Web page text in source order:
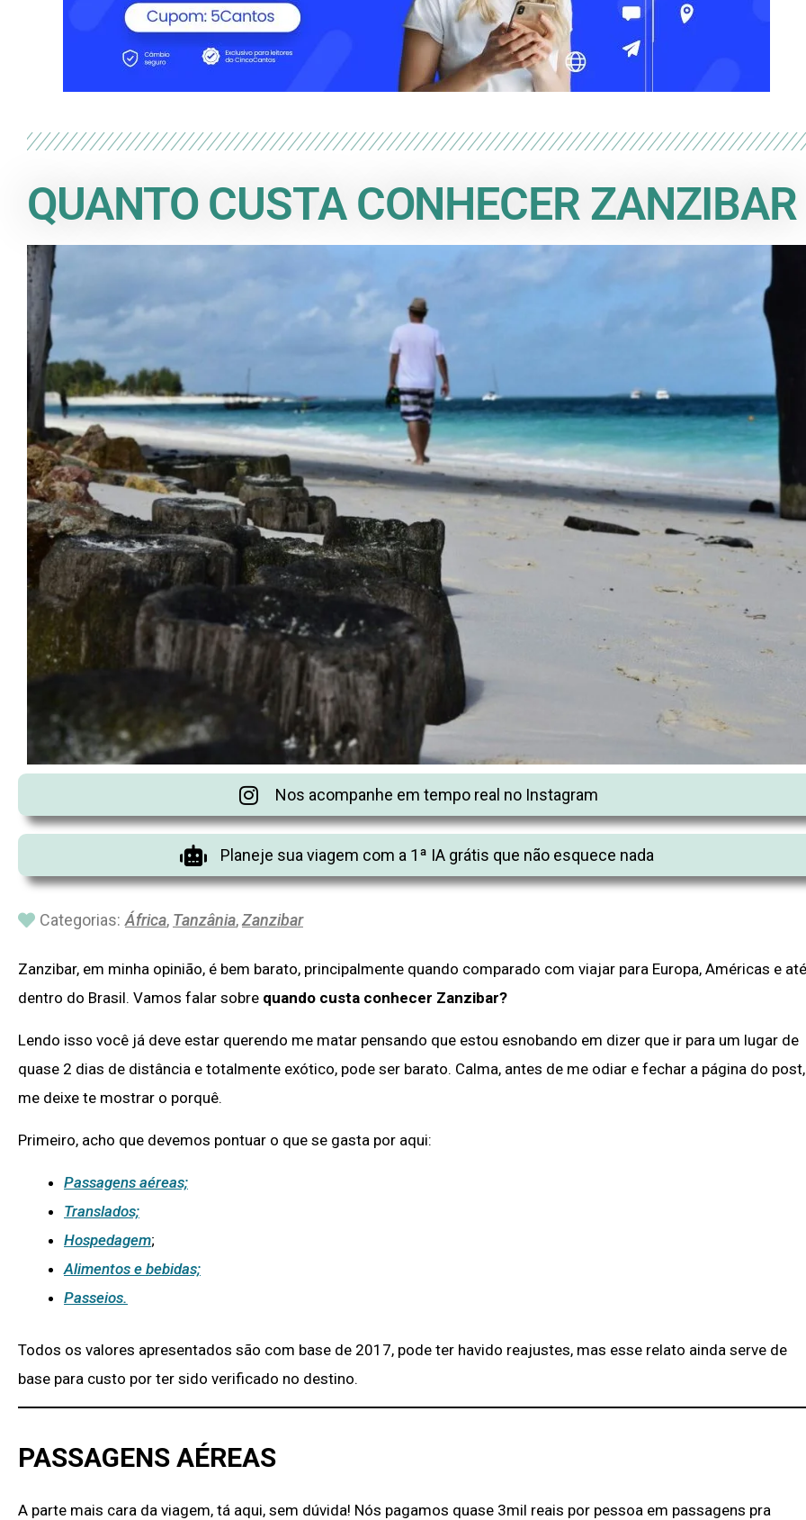
QUANTO CUSTA CONHECER ZANZIBAR
Nos acompanhe em tempo real no Instagram
Planeje sua viagem com a 1ª IA grátis que não esquece nada
Categorias: África, Tanzânia,Zanzibar
Zanzibar, em minha opinião, é bem barato, principalmente quando comparado com viajar para Europa, Américas e até
dentro do Brasil. Vamos falar sobre quando custa conhecer Zanzibar?
Lendo isso você já deve estar querendo me matar pensando que estou esnobando em dizer que ir para um lugar de
quase 2 dias de distância e totalmente exótico, pode ser barato. Calma, antes de me odiar e fechar a página do post,
me deixe te mostrar o porquê.
Primeiro, acho que devemos pontuar o que se gasta por aqui:
Passagens aéreas;
Translados;
Hospedagem;
Alimentos e bebidas;
Passeios.
Todos os valores apresentados são com base de 2017, pode ter havido reajustes, mas esse relato ainda serve de
base para custo por ter sido verificado no destino.
PASSAGENS AÉREAS
A parte mais cara da viagem, tá aqui, sem dúvida! Nós pagamos quase 3mil reais por pessoa em passagens pra